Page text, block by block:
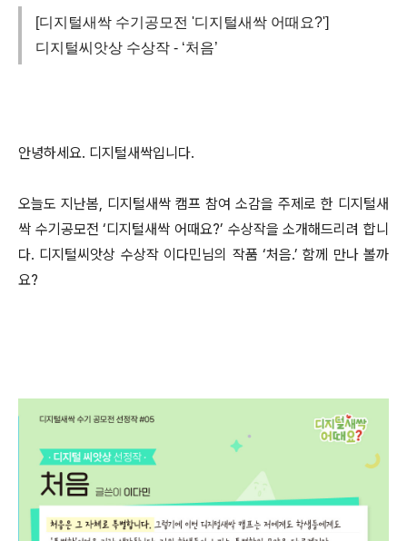
[디지털새싹 수기공모전 '디지털새싹 어때요?']
디지털씨앗상 수상작 - ‘처음’
안녕하세요. 디지털새싹입니다.
오늘도 지난봄, 디지털새싹 캠프 참여 소감을 주제로 한 디지털새
싹 수기공모전 ‘디지털새싹 어때요?’ 수상작을 소개해드리려 합니
다. 디지털씨앗상 수상작 이다민님의 작품 ‘처음.’ 함께 만나 볼까
요?